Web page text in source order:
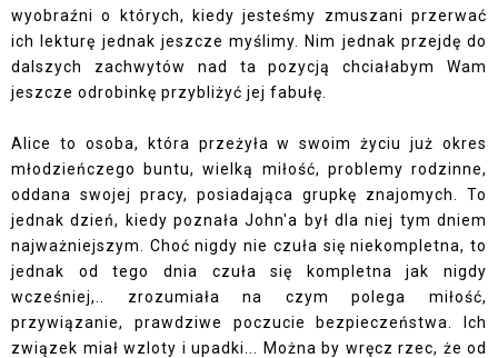
wyobraźni o których, kiedy jesteśmy zmuszani przerwać
ich lekturę jednak jeszcze myślimy. Nim jednak przejdę do
dalszych zachwytów nad ta pozycją chciałabym Wam
jeszcze odrobinkę przybliżyć jej fabułę.
Alice to osoba, która przeżyła w swoim życiu już okres
młodzieńczego buntu, wielką miłość, problemy rodzinne,
oddana swojej pracy, posiadająca grupkę znajomych. To
jednak dzień, kiedy poznała John'a był dla niej tym dniem
najważniejszym. Choć nigdy nie czuła się niekompletna, to
jednak od tego dnia czuła się kompletna jak nigdy
wcześniej,.. zrozumiała na czym polega miłość,
przywiązanie, prawdziwe poczucie bezpieczeństwa. Ich
związek miał wzloty i upadki... Można by wręcz rzec, że od